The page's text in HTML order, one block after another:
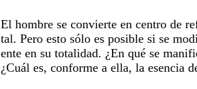
El hombre se convierte en centro de
tal. Pero esto sólo es posible si se
ente en su totalidad. ¿En qué se
¿Cuál es, conforme a ella, la esencia